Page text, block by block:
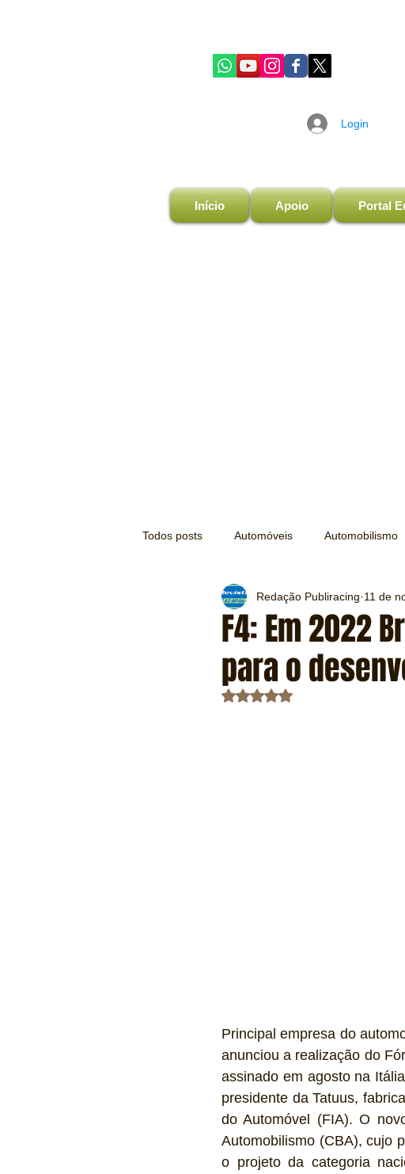
Login
Início Apoio Portal
Todos posts Automóveis Automobilismo
Turismo Lazer
Mecânica e Peças Segurança
F4: Em 2022
para o
Redação Publiracing 11 de
Avaliado com NaN de 5
Principal empresa do
anunciou a realização do
assinado em agosto na
presidente da Tatuus,
do Automóvel (FIA). O
Automobilismo (CBA), cujo
o projeto da categoria